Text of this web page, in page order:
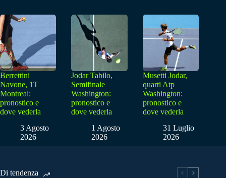
Berrettini
Navone, 1T
Montreal:
pronostico e
dove vederla
3 Agosto
2026
Jodar Tabilo,
Semifinale
Washington:
pronostico e
dove vederla
1 Agosto
2026
Musetti Jodar,
quarti Atp
Washington:
pronostico e
dove vederla
31 Luglio
2026
Di tendenza